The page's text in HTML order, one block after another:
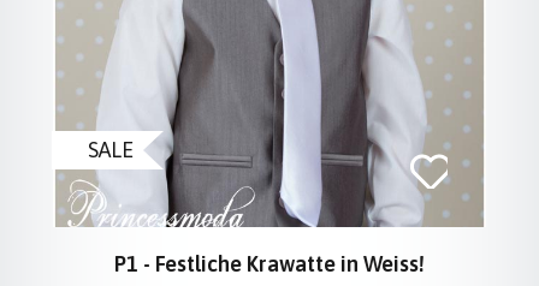
SALE
P1 - Festliche Krawatte in Weiss!